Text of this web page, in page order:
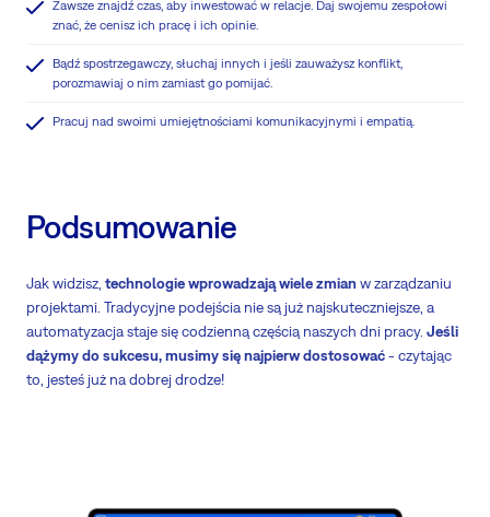
Zawsze znajdź czas, aby inwestować w relacje. Daj swojemu zespołowi
znać, że cenisz ich pracę i ich opinie.
Bądź spostrzegawczy, słuchaj innych i jeśli zauważysz konflikt,
porozmawiaj o nim zamiast go pomijać.
Pracuj nad swoimi umiejętnościami komunikacyjnymi i empatią.
Podsumowanie
Jak widzisz, technologie wprowadzają wiele zmianw zarządzaniu
projektami. Tradycyjne podejścia nie są już najskuteczniejsze, a
automatyzacja staje się codzienną częścią naszych dni pracy. Jeśli
dążymy do sukcesu, musimy się najpierw dostosować- czytając
to, jesteś już na dobrej drodze!